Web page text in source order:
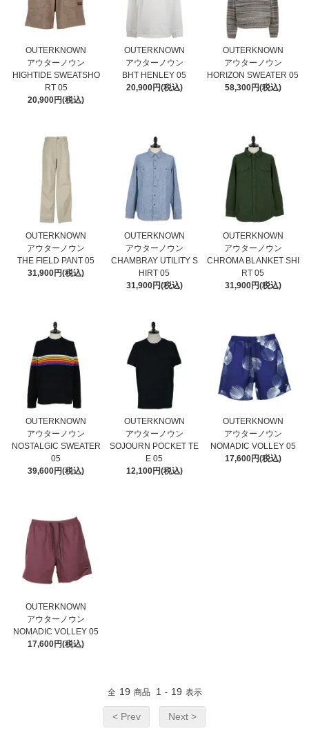
OUTERKNOWN
アウターノウン
HIGHTIDE SWEATSHO
RT 05
20,900円(税込)
OUTERKNOWN
アウターノウン
BHT HENLEY 05
20,900円(税込)
OUTERKNOWN
アウターノウン
HORIZON SWEATER 05
58,300円(税込)
OUTERKNOWN
アウターノウン
THE FIELD PANT 05
31,900円(税込)
OUTERKNOWN
アウターノウン
CHAMBRAY UTILITY S
HIRT 05
31,900円(税込)
OUTERKNOWN
アウターノウン
CHROMA BLANKET SHI
RT 05
31,900円(税込)
OUTERKNOWN
アウターノウン
NOSTALGIC SWEATER
05
39,600円(税込)
OUTERKNOWN
アウターノウン
SOJOURN POCKET TE
E 05
12,100円(税込)
OUTERKNOWN
アウターノウン
NOMADIC VOLLEY 05
17,600円(税込)
OUTERKNOWN
アウターノウン
NOMADIC VOLLEY 05
17,600円(税込)
全 19 商品 1 - 19 表示
< Prev Next >